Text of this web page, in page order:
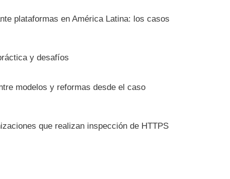
plataformas en América Latina: los casos
y desafíos
modelos y reformas desde el caso
que realizan inspección de HTTPS